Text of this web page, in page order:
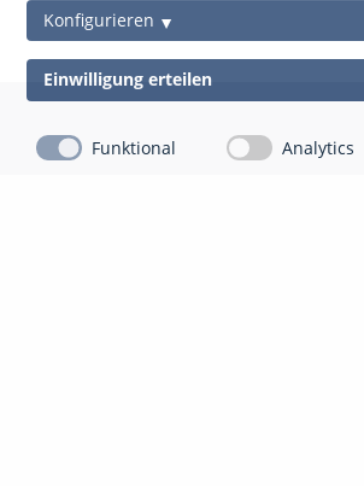
Konfigurieren
Einwilligung erteilen
Funktional Analytics